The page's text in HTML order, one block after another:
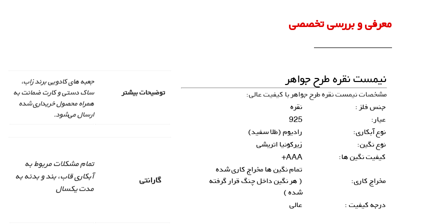
معرفی و بررسی تخصصی
نیمست نقره طرح جواهر
مشخصات نیمست نقره طرح جواهر با کیفیت عالی:
جنس فلز :
نقره
عیار:
925
نوع آبکاری:
رادیوم (طلا سفید)
نوع نگین:
زیرکونیا اتریشی
کیفیت نگین ها:
AAA+
مخراج کاری:
تمام نگین ها مخراج کاری شده
( هر نگین داخل چنگ قرار گرفته
شده )
درجه کیفیت :
عالی
توضیحات بیشتر
جعبه های کادویی برند زاب،
ساک دستی و کارت ضمانت به
همراه محصول خریداری شده
ارسال می‌شود.
گارانتی
تمام مشکلات مربوط به
آبکاری قاب، بند و بدنه به
مدت یکسال